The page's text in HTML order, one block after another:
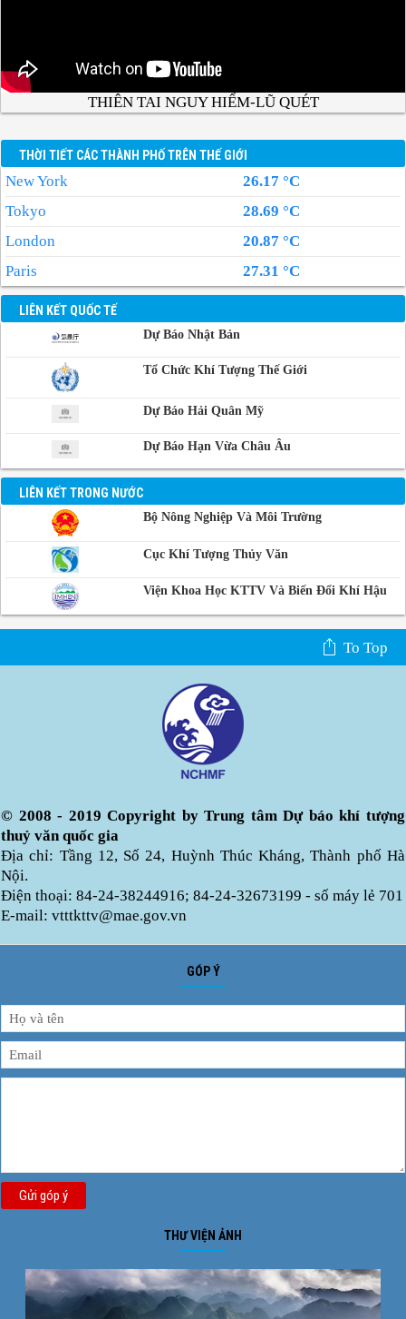
THIÊN TAI NGUY HIỂM-LŨ QUÉT
THỜI TIẾT CÁC THÀNH PHỐ TRÊN THẾ GIỚI
New York
26.17 °C
Tokyo
28.69 °C
London
20.87 °C
Paris
27.31 °C
LIÊN KẾT QUỐC TẾ
Dự Báo Nhật Bản
Tổ Chức Khí Tượng Thế Giới
Dự Báo Hải Quân Mỹ
Dự Báo Hạn Vừa Châu Âu
LIÊN KẾT TRONG NƯỚC
Bộ Nông Nghiệp Và Môi Trường
Cục Khí Tượng Thủy Văn
Viện Khoa Học KTTV Và Biến Đổi Khí Hậu
To Top
© 2008 - 2019 Copyright by Trung tâm Dự báo khí tượng
thuỷ văn quốc gia
Địa chỉ: Tầng 12, Số 24, Huỳnh Thúc Kháng, Thành phố Hà
Nội.
Điện thoại: 84-24-38244916; 84-24-32673199 - số máy lẻ 701
E-mail: vtttkttv@mae.gov.vn
GÓP Ý
Gửi góp ý
THƯ VIỆN ẢNH